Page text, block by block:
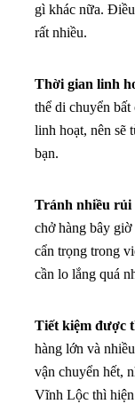
gì khác nữa.
rất nhiều.
Thời gian linh
thể di chuyển
linh hoạt, nên sẽ
bạn.
Tránh nhiều rủi
chở hàng bây
cẩn trọng trong
cần lo lắng quá
Tiết kiệm được
hàng lớn và
vận chuyển hết,
Vĩnh Lộc thì hiện